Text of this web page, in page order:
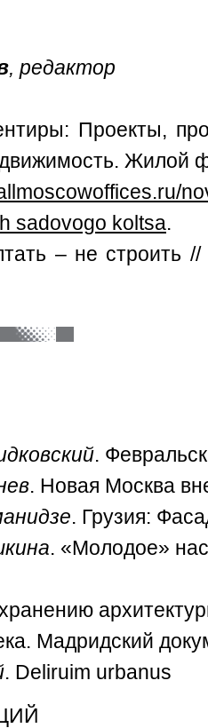
, редактор
Проекты,
Жилой
sadovogo koltsa.
– не строить
.
. Новая Москва
. Грузия:
. «Молодое»
Мадридский
. Deliruim urbanus